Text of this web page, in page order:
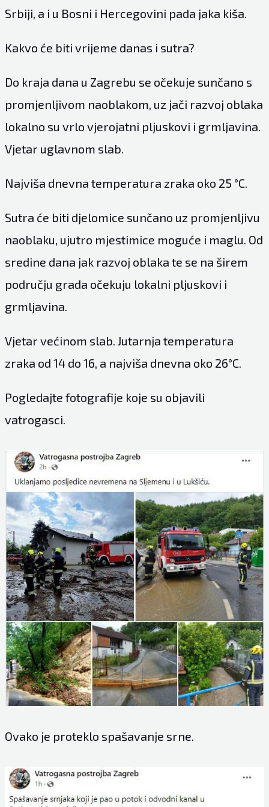
Srbiji, a i u Bosni i Hercegovini pada jaka kiša.
Kakvo će biti vrijeme danas i sutra?
Do kraja dana u Zagrebu se očekuje sunčano s
promjenljivom naoblakom, uz jači razvoj oblaka
lokalno su vrlo vjerojatni pljuskovi i grmljavina.
Vjetar uglavnom slab.
Najviša dnevna temperatura zraka oko 25 °C.
Sutra će biti djelomice sunčano uz promjenljivu
naoblaku, ujutro mjestimice moguće i maglu. Od
sredine dana jak razvoj oblaka te se na širem
području grada očekuju lokalni pljuskovi i
grmljavina.
Vjetar većinom slab. Jutarnja temperatura
zraka od 14 do 16, a najviša dnevna oko 26°C.
Pogledajte fotografije koje su objavili
vatrogasci.
Ovako je proteklo spašavanje srne.